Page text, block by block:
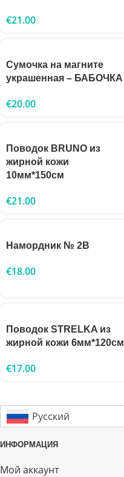
€21.00
Сумочка на магните
украшенная – БАБОЧКА
€20.00
Поводок BRUNO из
жирной кожи
10мм*150см
€21.00
Намордник № 2B
€18.00
Поводок STRELKA из
жирной кожи 6мм*120см
€17.00
Русский
ИНФОРМАЦИЯ
Мой аккаунт